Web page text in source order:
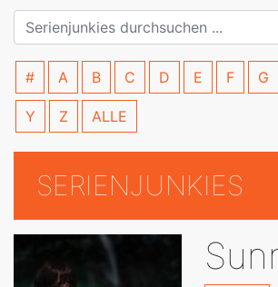
# A B C D E F G
Y Z ALLE
SERIENJUNKIES